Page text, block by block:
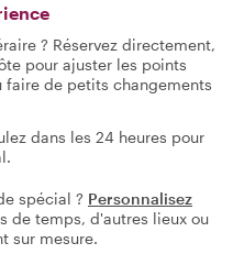
? Réservez directement,
pour ajuster les points
faire de petits changements
dans les 24 heures pour
spécial ? Personnalisez
de temps, d'autres lieux ou
sur mesure.